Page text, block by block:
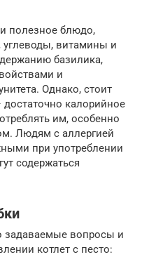
полезное блюдо,
углеводы, витамины и
базилика,
и
Однако, стоит
калорийное
им, особенно
Людям с аллергией
при употреблении
содержаться
задаваемые вопросы и
котлет с песто: